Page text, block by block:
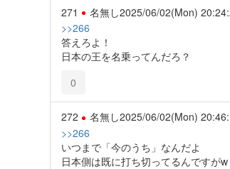
271 名無し2025/06/02(Mon)
>>266
答えろよ！
日本の王を名乗ってんだろ？
0
272 名無し2025/06/02(Mon)
>>266
いつまで「今のうち」なんだよ
日本側は既に打ち切ってるんですがw